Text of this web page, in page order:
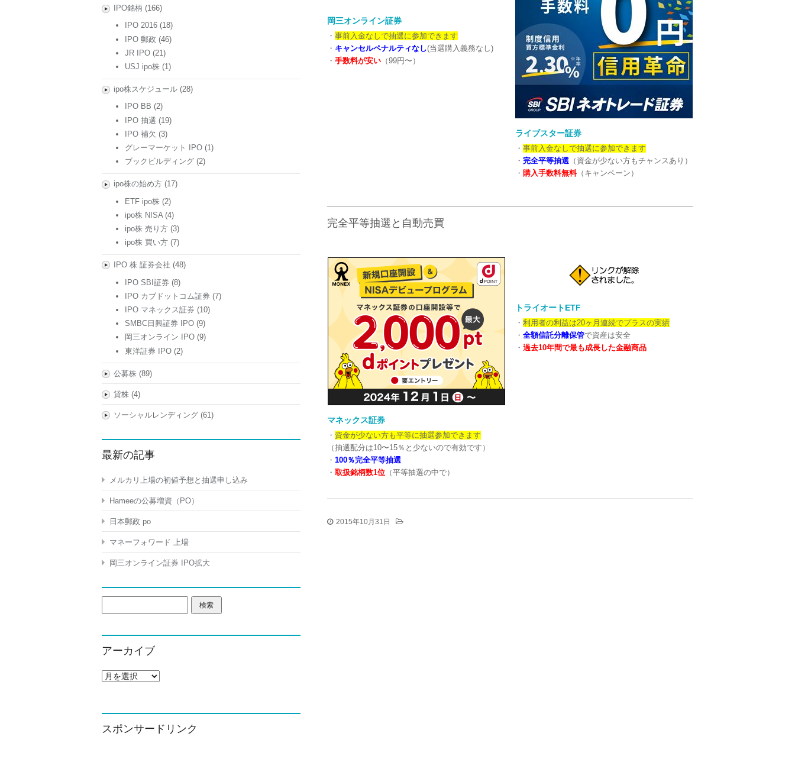
岡三オンライン証券
・ 事前入金なしで抽選に参加できます
・ キャンセルペナルティなし(当選購入義務なし)
・ 手数料が安い （99円〜）
ライブスター証券
・ 事前入金なしで抽選に参加できます
・ 完全平等抽選（資金が少ない方もチャンスあり）
・ 購入手数料無料（キャンペーン）
完全平等抽選と自動売買
マネックス証券
・ 資金が少ない方も平等に抽選参加できます
（抽選配分は10〜15％と少ないので有効です）
・ 100％完全平等抽選
・ 取扱銘柄数1位 （平等抽選の中で）
トライオートETF
・ 利用者の利益は20ヶ月連続でプラスの実績
・ 全額信託分離保管で資産は安全
・ 過去10年間で最も成長した金融商品
2015年10月31日
IPO銘柄 (166)
IPO 2016 (18)
IPO 郵政 (46)
JR IPO (21)
USJ ipo株 (1)
ipo株スケジュール(28)
IPO BB (2)
IPO 抽選 (19)
IPO 補欠 (3)
グレーマーケット IPO (1)
ブックビルディング (2)
ipo株の始め方(17)
ETF ipo株 (2)
ipo株 NISA (4)
ipo株 売り方 (3)
ipo株 買い方 (7)
IPO 株 証券会社 (48)
IPO SBI証券 (8)
IPO カブドットコム証券 (7)
IPO マネックス証券 (10)
SMBC日興証券 IPO (9)
岡三オンライン IPO (9)
東洋証券 IPO (2)
公募株(89)
貸株(4)
ソーシャルレンディング(61)
最新の記事
メルカリ上場の初値予想と抽選申し込み
Hameeの公募増資（PO）
日本郵政 po
マネーフォワード 上場
岡三オンライン証券 IPO拡大
索:
アーカイブ
ア
イ
ブ
スポンサードリンク